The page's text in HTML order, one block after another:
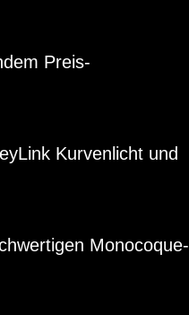
Preis-
Kurvenlicht und
Monocoque-